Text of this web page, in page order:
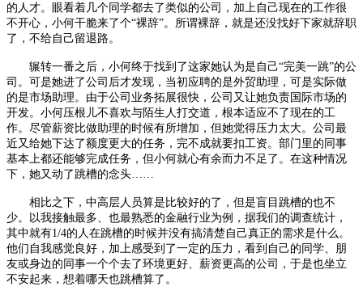
的人才。眼看着几个同学都去了类似的公司，加上自己现在的工作很
不开心，小何干脆来了个“裸辞”。所谓裸辞，就是还没找好下家就辞职
了，不给自己留退路。
辗转一番之后，小何终于找到了这家她认为是自己“完美一跳”的公
司。可是她进了公司后才发现，当初应聘的是外贸助理，可是实际做
的是市场助理。由于公司业务拓展很快，公司又让她负责国际市场的
开发。小何压根儿不喜欢与陌生人打交道，根本适应不了现在的工
作。尽管薪资比做助理的时候有所增加，但她觉得压力太大。公司最
近又给她下达了额度更大的任务，完不成就要扣工资。部门里的同事
基本上都还能够完成任务，但小何就心有余而力不足了。在这种情况
下，她又动了跳槽的念头……
相比之下，中高层人员算是比较好的了，但是盲目跳槽的也不
少。以我接触最多、也最熟悉的金融行业为例，据我们的调查统计，
其中就有1/4的人在跳槽的时候并没有搞清楚自己真正的需求是什么。
他们自我感觉良好，加上感受到了一定的压力，看到自己的同学、朋
友或身边的同事一个个去了环境更好、薪资更高的公司，于是也坐立
不安起来，想着哪天也跳槽算了。